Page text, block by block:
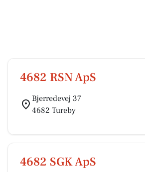
4682 RSN ApS
Bjerredevej 37
4682 Tureby
4682 SGK ApS